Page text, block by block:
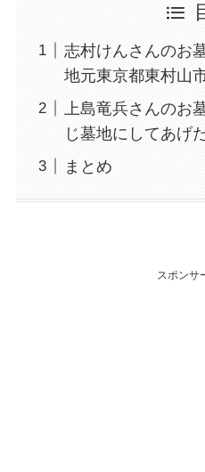
志村けんさんのお
地元東京都東村山
上島竜兵さんのお
じ墓地にしてあげ
まとめ
スポンサ